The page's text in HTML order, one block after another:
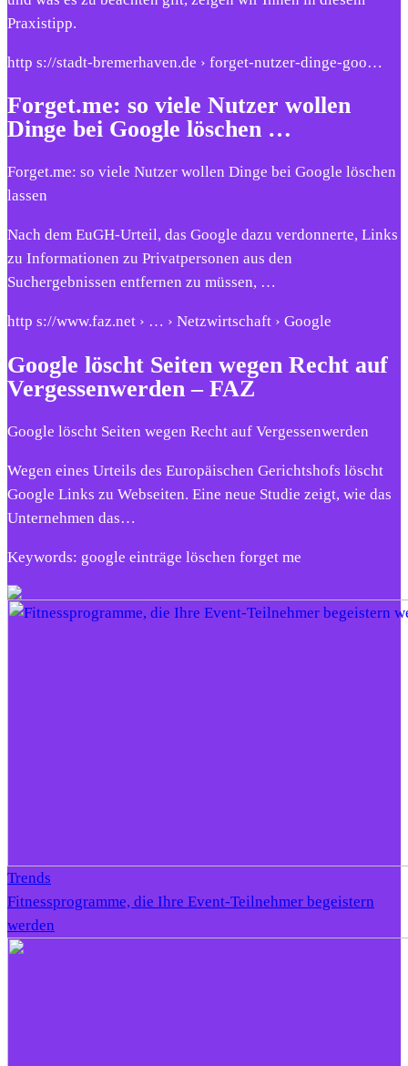
Praxistipp.
http s://stadt-bremerhaven.de › forget-nutzer-dinge-goo…
Forget.me: so viele Nutzer wollen
Dinge bei Google löschen …
Forget.me: so viele Nutzer wollen Dinge bei Google löschen
lassen
Nach dem EuGH-Urteil, das Google dazu verdonnerte, Links
zu Informationen zu Privatpersonen aus den
Suchergebnissen entfernen zu müssen, …
http s://www.faz.net › … › Netzwirtschaft › Google
Google löscht Seiten wegen Recht auf
Vergessenwerden – FAZ
Google löscht Seiten wegen Recht auf Vergessenwerden
Wegen eines Urteils des Europäischen Gerichtshofs löscht
Google Links zu Webseiten. Eine neue Studie zeigt, wie das
Unternehmen das…
Keywords: google einträge löschen forget me
Trends
Fitnessprogramme, die Ihre Event-Teilnehmer begeistern
werden